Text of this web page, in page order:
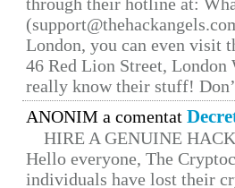
London, you can even visit
46 Red Lion Street, London
really know their stuff!
ANONIM a comentat
HIRE A GENUINE
Hello everyone, The
individuals have lost their